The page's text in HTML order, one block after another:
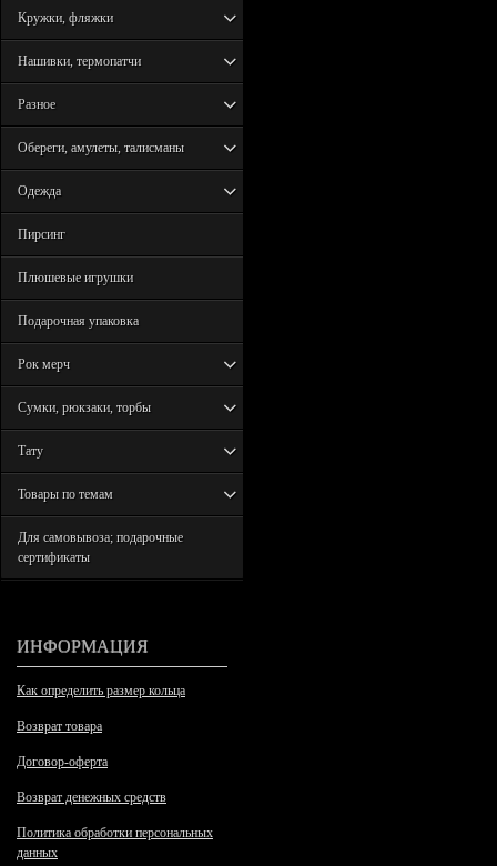
Кружки, фляжки
Нашивки, термопатчи
Разное
Обереги, амулеты, талисманы
Одежда
Пирсинг
Плюшевые игрушки
Подарочная упаковка
Рок мерч
Сумки, рюкзаки, торбы
Тату
Товары по темам
Для самовывоза; подарочные
сертификаты
ИНФОРМАЦИЯ
Как определить размер кольца
Возврат товара
Договор-оферта
Возврат денежных средств
Политика обработки персональных
данных